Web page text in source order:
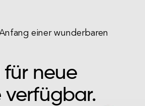
einer wunderbaren
für neue
verfügbar.